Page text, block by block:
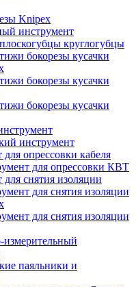
Knipex
инструмент
круглогубцы
бокорезы кусачки
бокорезы кусачки
бокорезы кусачки
инструмент
опрессовки кабеля
для опрессовки КВТ
снятия изоляции
для снятия изоляции
для снятия изоляции
измерительный
паяльники и